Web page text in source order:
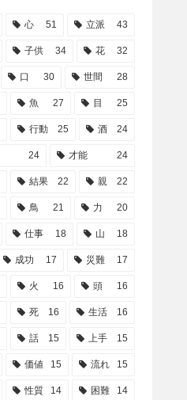
心 51 立派 43
子供 34 花 32
口 30 世間 28
魚 27 目 25
行動 25 酒 24
24 才能 24
結果 22 親 22
鳥 21 力 20
仕事 18 山 18
成功 17 災難 17
火 16 頭 16
死 16 生活 16
話 15 上手 15
価値 15 流れ 15
性質 14 困難 14